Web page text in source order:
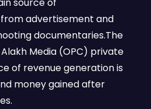
advertisement and
documentaries.The
Media (OPC) private
of revenue generation is
money gained after